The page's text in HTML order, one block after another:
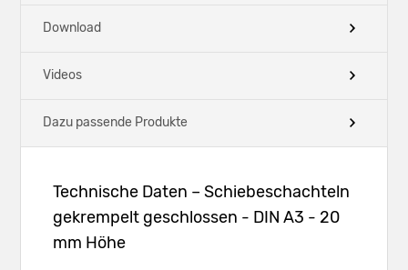
Download
Videos
Dazu passende Produkte
Technische Daten – Schiebeschachteln
gekrempelt geschlossen - DIN A3 - 20
mm Höhe